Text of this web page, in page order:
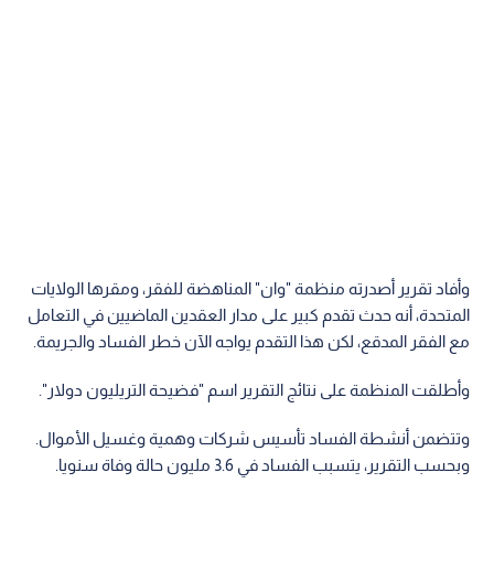
وأفاد تقرير أصدرته منظمة "وان" المناهضة للفقر، ومقرها الولايات
المتحدة، أنه حدث تقدم كبير على مدار العقدين الماضيين في التعامل
مع الفقر المدقع، لكن هذا التقدم يواجه الآن خطر الفساد والجريمة.
وأطلقت المنظمة على نتائج التقرير اسم "فضيحة التريليون دولار".
وتتضمن أنشطة الفساد تأسيس شركات وهمية وغسيل الأموال.
وبحسب التقرير، يتسبب الفساد في 3.6 مليون حالة وفاة سنويا.